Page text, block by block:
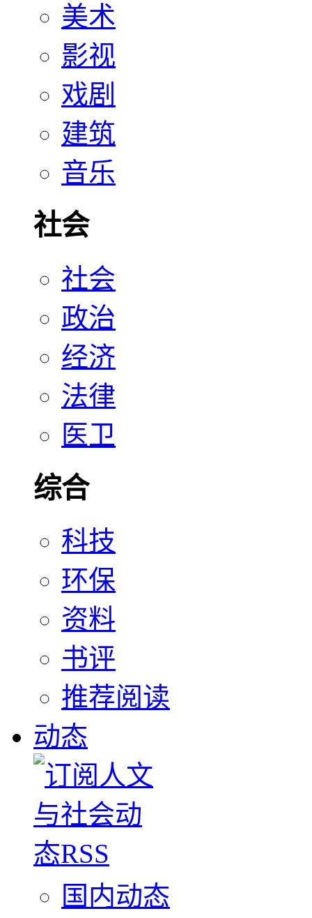
美术
影视
戏剧
建筑
音乐
社会
社会
政治
经济
法律
医卫
综合
科技
环保
资料
书评
推荐阅读
动态
国内动态